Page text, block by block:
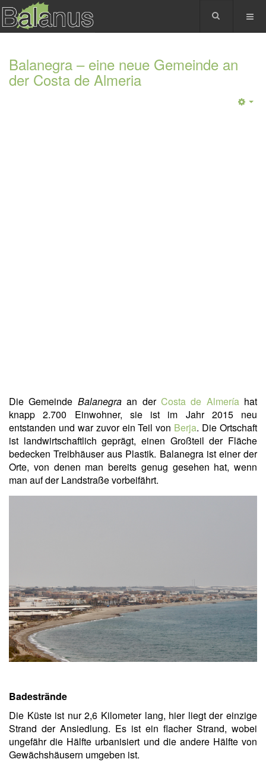
Balanegra – eine neue Gemeinde an
der Costa de Almeria
Die Gemeinde Balanegraan der Costa de Almeríahat
knapp 2.700 Einwohner, sie ist im Jahr 2015 neu
entstanden und war zuvor ein Teil von Berja. Die Ortschaft
ist landwirtschaftlich geprägt, einen Großteil der Fläche
bedecken Treibhäuser aus Plastik. Balanegra ist einer der
Orte, von denen man bereits genug gesehen hat, wenn
man auf der Landstraße vorbeifährt.
Badestrände
Die Küste ist nur 2,6 Kilometer lang, hier liegt der einzige
Strand der Ansiedlung. Es ist ein flacher Strand, wobei
ungefähr die Hälfte urbanisiert und die andere Hälfte von
Gewächshäusern umgeben ist.